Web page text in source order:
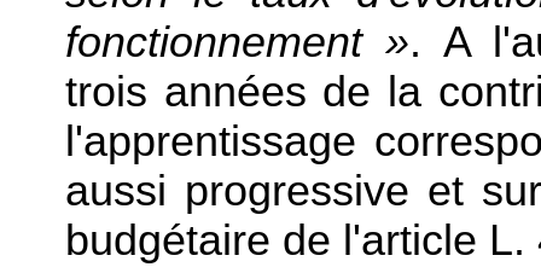
fonctionnement ». A
trois années de la
l'apprentissage
aussi progressive et
budgétaire de l'article L.